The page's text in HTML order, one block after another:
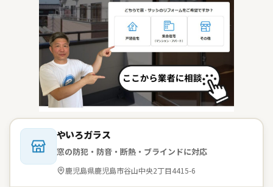
会社名：
やいろガラス
窓の防犯・防音・断熱・ブラインドに対応
住所：
鹿児島県鹿児島市谷山中央2丁目4415-6